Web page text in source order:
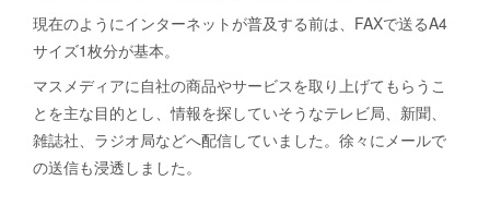
現在のようにインターネットが普及する前は、FAXで送るA4
サイズ1枚分が基本。
マスメディアに自社の商品やサービスを取り上げてもらうこ
とを主な目的とし、情報を探していそうなテレビ局、新聞、
雑誌社、ラジオ局などへ配信していました。徐々にメールで
の送信も浸透しました。